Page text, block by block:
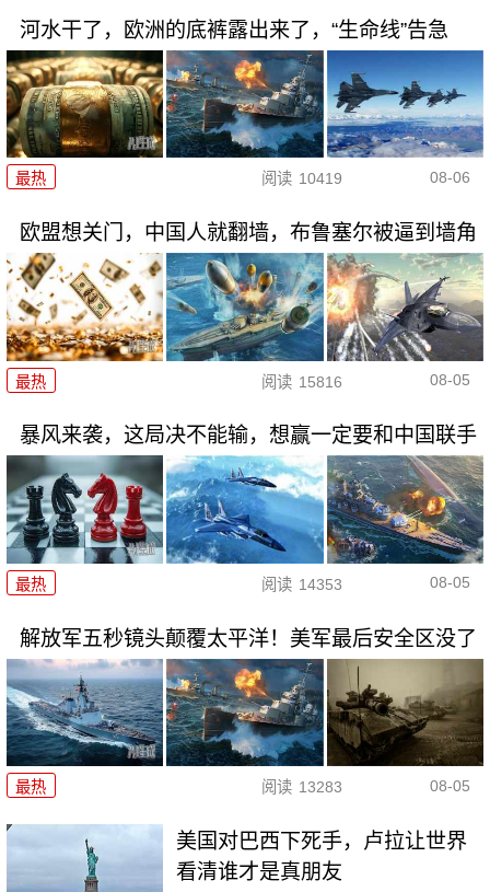
河水干了，欧洲的底裤露出来了，“生命线”告急
最热 阅读 10419 08-06
欧盟想关门，中国人就翻墙，布鲁塞尔被逼到墙角
最热 阅读 15816 08-05
暴风来袭，这局决不能输，想赢一定要和中国联手
最热 阅读 14353 08-05
解放军五秒镜头颠覆太平洋！美军最后安全区没了
最热 阅读 13283 08-05
美国对巴西下死手，卢拉让世界
看清谁才是真朋友